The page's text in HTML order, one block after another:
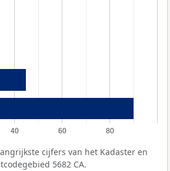
40 60 80
cijfers van het Kadaster en
5682 CA.